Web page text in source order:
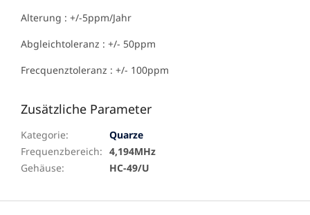
Alterung : +/-5ppm/Jahr
Abgleichtoleranz : +/- 50ppm
Frecquenztoleranz : +/- 100ppm
Zusätzliche Parameter
Kategorie:
Quarze
Frequenzbereich: 4,194MHz
Gehäuse: HC-49/U
F